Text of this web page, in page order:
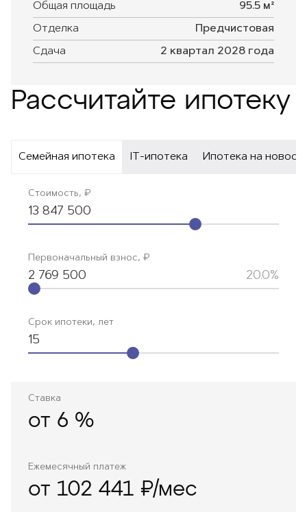
Общая площадь 95.5 м²
Отделка Предчистовая
Сдача 2 квартал 2028 года
Рассчитайте ипотеку
Семейная ипотека IT-ипотека Ипотека на
Стоимость, ₽
13 847 500
Первоначальный взнос, ₽
2 769 500 20.0%
Срок ипотеки, лет
15
Ежемесячный платеж
от 102 441 ₽/мес
Ставка
от 6 %